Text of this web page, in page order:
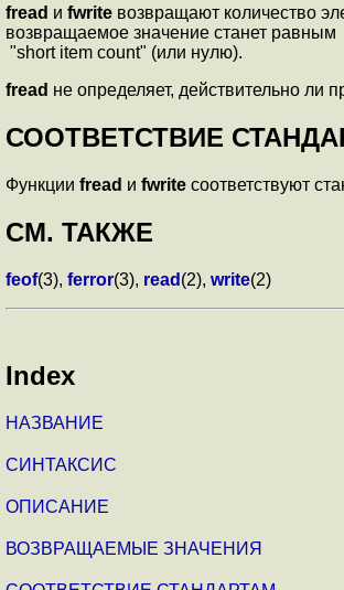
fread и fwrite возвращают количество
возвращаемое значение станет равным
"short item count" (или нулю).
fread не определяет, действительно ли
СООТВЕТСТВИЕ
Функции fread и fwrite соответствуют
СМ. ТАКЖЕ
feof(3), ferror(3), read (2), write(2)
Index
НАЗВАНИЕ
СИНТАКСИС
ОПИСАНИЕ
ВОЗВРАЩАЕМЫЕ ЗНАЧЕНИЯ